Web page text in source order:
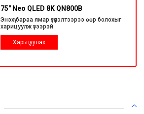
75" Neo QLED 8K QN800B
Энэхүү бараа ямар үзүүлэлтээрээ өөр болохыг
харицуулж үзээрэй
Харьцуулах